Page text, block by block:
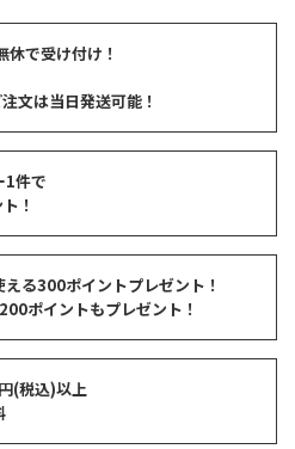
で受け付け！
文は当日発送可能！
1件で
！
える300ポイントプレゼント！
200ポイントもプレゼント！
(税込)以上